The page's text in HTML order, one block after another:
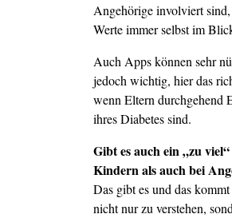
Angehörige involviert
Werte immer selbst im
Auch Apps können sehr
jedoch wichtig, hier das
wenn Eltern durchgehend
ihres Diabetes sind.
Gibt es auch ein „zu
Kindern als auch bei
Das gibt es und das
nicht nur zu verstehen,